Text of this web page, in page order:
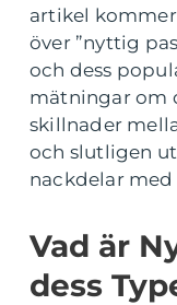
artikel
över ”nyttig
och dess
mätningar om
skillnader
och slutligen
nackdelar med
Vad är
dess